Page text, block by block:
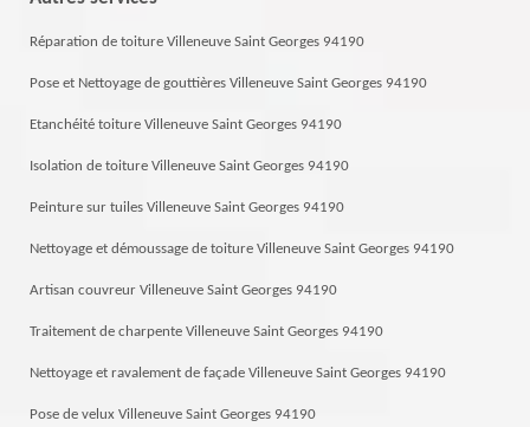
Réparation de toiture Villeneuve Saint Georges 94190
Pose et Nettoyage de gouttières Villeneuve Saint Georges 94190
Etanchéité toiture Villeneuve Saint Georges 94190
Isolation de toiture Villeneuve Saint Georges 94190
Peinture sur tuiles Villeneuve Saint Georges 94190
Nettoyage et démoussage de toiture Villeneuve Saint Georges 94190
Artisan couvreur Villeneuve Saint Georges 94190
Traitement de charpente Villeneuve Saint Georges 94190
Nettoyage et ravalement de façade Villeneuve Saint Georges 94190
Pose de velux Villeneuve Saint Georges 94190